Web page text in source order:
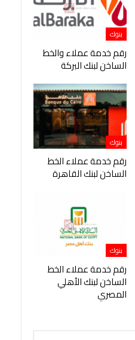
بنوك
رقم خدمة عملاء والخط
الساخن لبنك البركة
بنوك
رقم خدمة عملاء الخط
الساخن لبنك القاهرة
بنوك
رقم خدمة عملاء الخط
الساخن لبنك الأهلي
المصري